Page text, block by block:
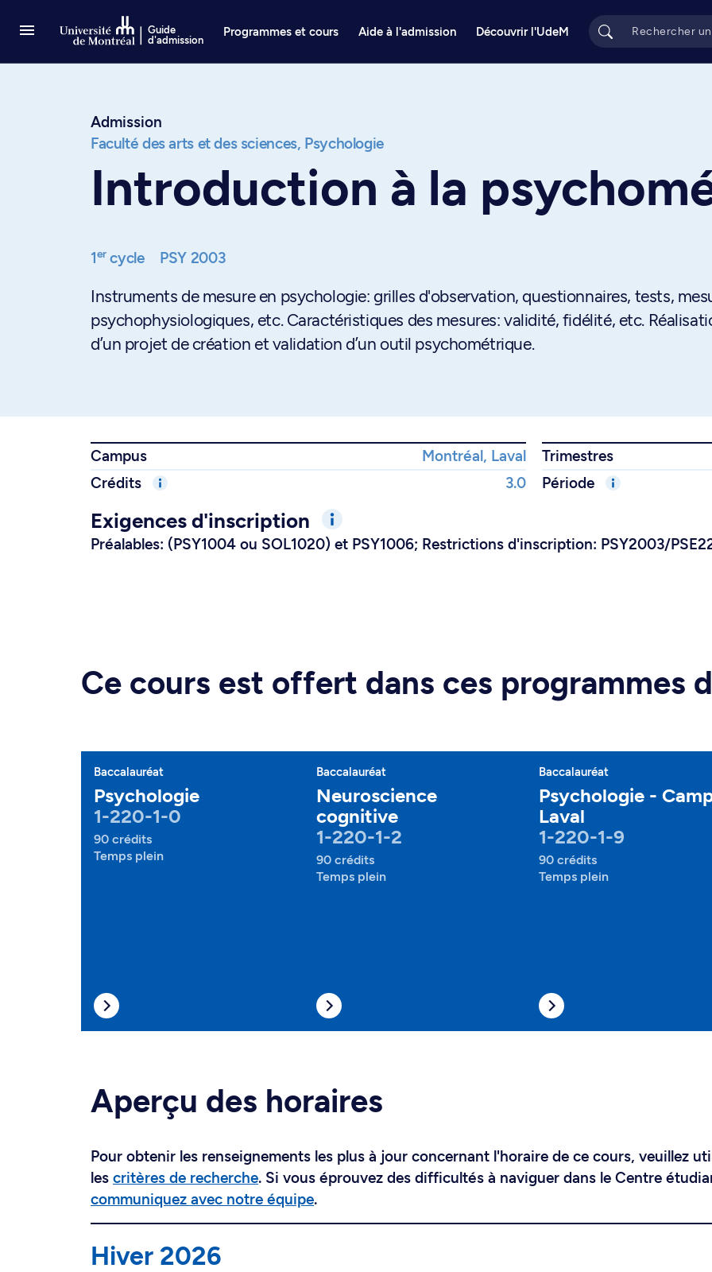
Guide
d'admission
Programmes et cours Aide à l'admission Découvrir l'UdeM
Admission
Faculté des arts et des sciences, Psychologie
Introduction à la
1ercycle PSY 2003
Instruments de mesure en psychologie: grilles d'observation, questionnaires, tests,
psychophysiologiques, etc. Caractéristiques des mesures: validité, fidélité, etc.
d’un projet de création et validation d’un outil psychométrique.
Campus Montréal, Laval Trimestres
Crédits
3.0 Période
Exigences d'inscription
Préalables: (PSY1004 ou SOL1020) et PSY1006; Restrictions d'inscription: PSY2003/
Ce cours est offert dans ces programmes
Baccalauréat
Psychologie
1-220-1-0
90 crédits
Temps plein
Baccalauréat
Neuroscience
cognitive
1-220-1-2
90 crédits
Temps plein
Baccalauréat
Psychologie -
Laval
1-220-1-9
90 crédits
Temps plein
Aperçu des horaires
Pour obtenir les renseignements les plus à jour concernant l'horaire de ce cours, veuillez
les critères de recherche. Si vous éprouvez des difficultés à naviguer dans le Centre
communiquez avec notre équipe.
Hiver 2026